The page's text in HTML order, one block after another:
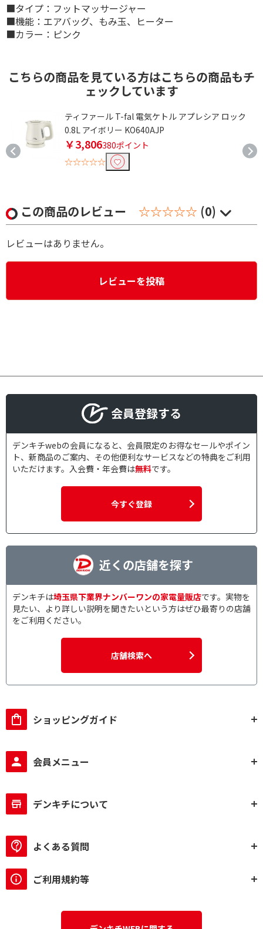
■タイプ：フットマッサージャー
■機能：エアバッグ、もみ玉、ヒーター
■カラー：ピンク
こちらの商品を見ている方はこちらの商品もチ
ェックしています
ティファール T-fal 電気ケトル アプレシア ロック
0.8L アイボリー KO640AJP
￥3,806380ポイント
☆☆☆☆☆
この商品のレビュー ☆☆☆☆☆ (0)
レビューはありません。
レビューを投稿
会員登録する
デンキチwebの会員になると、会員限定のお得なセールやポイン
ト、新商品のご案内、その他便利なサービスなどの特典をご利用
いただけます。入会費・年会費は無料です。
今すぐ登録
近くの店舗を探す
デンキチは埼玉県下業界ナンバーワンの家電量販店です。実物を
見たい、より詳しい説明を聞きたいという方はぜひ最寄りの店舗
をご利用ください。
店舗検索へ
ショッピングガイド
会員メニュー
デンキチについて
よくある質問
ご利用規約等